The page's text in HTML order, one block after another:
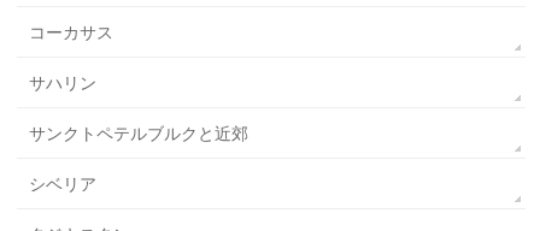
コーカサス
サハリン
サンクトペテルブルクと近郊
シベリア